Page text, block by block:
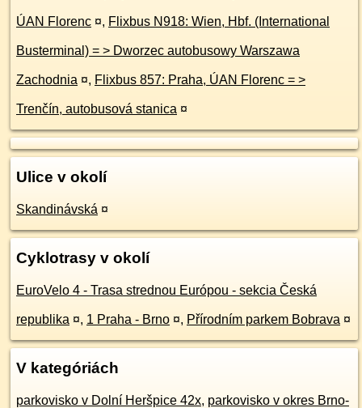
ÚAN Florenc ¤, Flixbus N918: Wien, Hbf. (International
Busterminal) = > Dworzec autobusowy Warszawa
Zachodnia ¤, Flixbus 857: Praha, ÚAN Florenc = >
Trenčín, autobusová stanica ¤
Ulice v okolí
Skandinávská ¤
Cyklotrasy v okolí
EuroVelo 4 - Trasa strednou Európou - sekcia Česká
republika ¤, 1 Praha - Brno ¤, Přírodním parkem Bobrava ¤
V kategóriách
parkovisko v Dolní Heršpice 42x, parkovisko v okres Brno-